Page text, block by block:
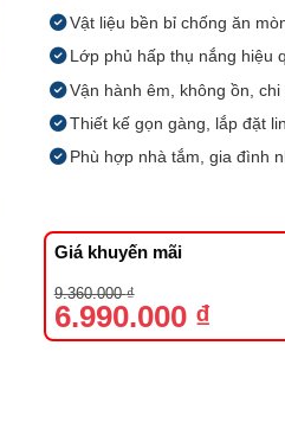
Vật liệu bền bỉ chống ăn
Lớp phủ hấp thụ nắng hiệu
Vận hành êm, không ồn,
Thiết kế gọn gàng, lắp đặt
Phù hợp nhà tắm, gia đình
Giá khuyến mãi
9.360.000₫
Giá
gốc
là:
9.360.000 ₫.
6.990.000 ₫
Giá
hiện
tại
là: